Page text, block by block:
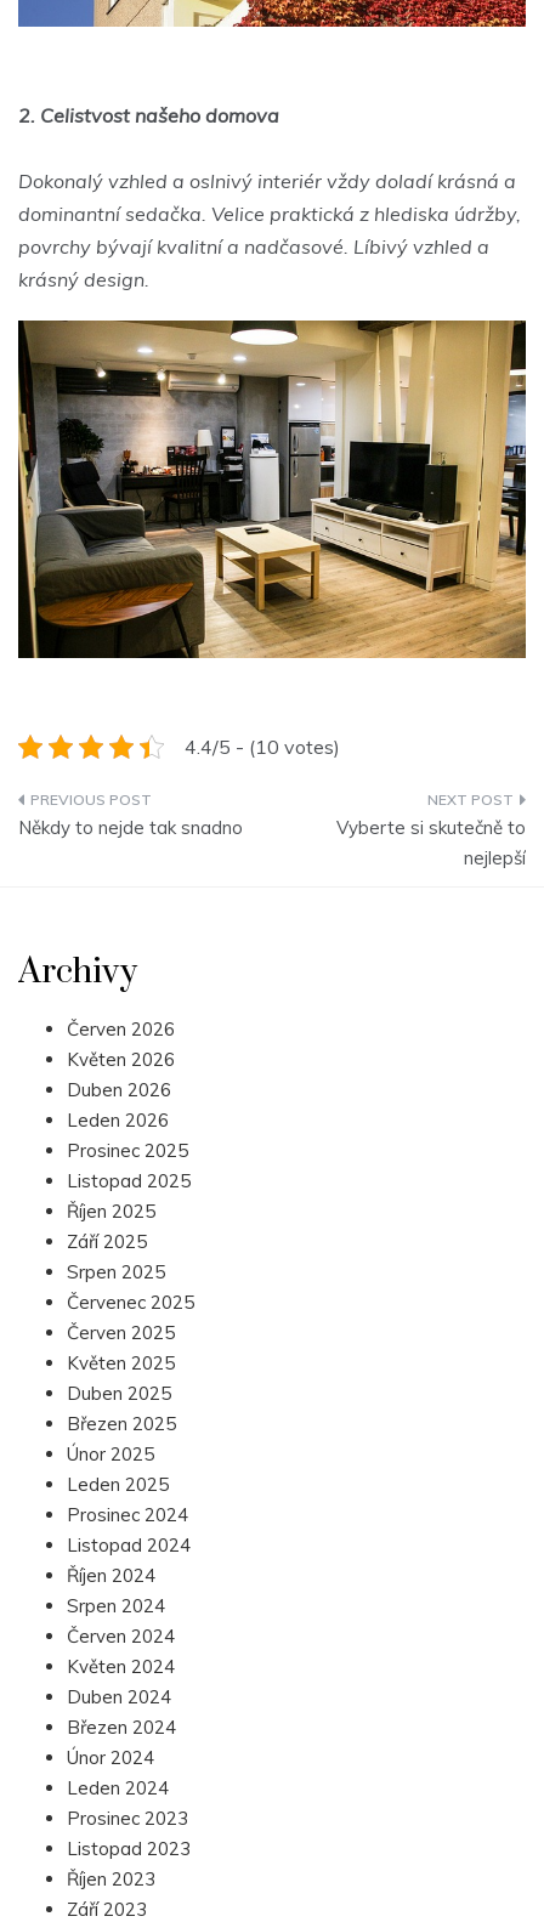
2. Celistvost našeho domova
Dokonalý vzhled a oslnivý interiér vždy doladí krásná a
dominantní sedačka. Velice praktická z hlediska údržby,
povrchy bývají kvalitní a nadčasové. Líbivý vzhled a
krásný design.
4.4/5 - (10 votes)
Navigace
Někdy to nejde tak snadno
Vyberte si skutečně to
nejlepší
Archivy
Červen 2026
Květen 2026
Duben 2026
Leden 2026
Prosinec 2025
Listopad 2025
Říjen 2025
Září 2025
Srpen 2025
Červenec 2025
Červen 2025
Květen 2025
Duben 2025
Březen 2025
Únor 2025
Leden 2025
Prosinec 2024
Listopad 2024
Říjen 2024
Srpen 2024
Červen 2024
Květen 2024
Duben 2024
Březen 2024
Únor 2024
Leden 2024
Prosinec 2023
Listopad 2023
Říjen 2023
Září 2023